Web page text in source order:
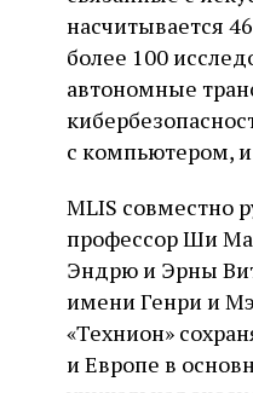
насчитывается
более 100
автономные
с компьютером,
MLIS совместно
профессор Ши
Эндрю и Эрны
имени Генри и
«Технион»
и Европе в